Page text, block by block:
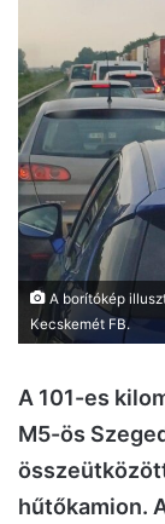
A borítókép
Kecskemét FB.
A 101-es
M5-ös
hűtőkamion.